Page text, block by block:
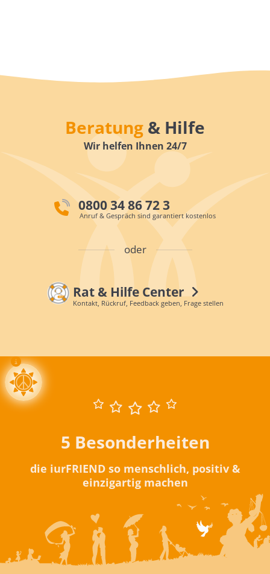
Beratung & Hilfe
Wir helfen Ihnen 24/7
0800 34 86 72 3
Anruf & Gespräch sind garantiert kostenlos
oder
Rat & Hilfe Center
Kontakt, Rückruf, Feedback geben, Frage stellen
5 Besonderheiten
die iurFRIEND so menschlich, positiv &
einzigartig machen